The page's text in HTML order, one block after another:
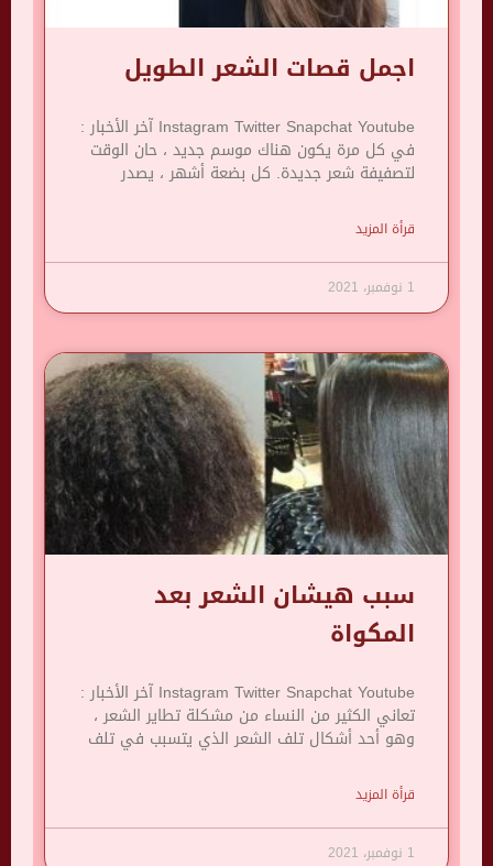
اجمل قصات الشعر الطويل
Instagram Twitter Snapchat Youtube آخر الأخبار :
في كل مرة يكون هناك موسم جديد ، حان الوقت
لتصفيفة شعر جديدة. كل بضعة أشهر ، يصدر
قرأة المزيد
1 نوفمبر، 2021
سبب هيشان الشعر بعد
المكواة
Instagram Twitter Snapchat Youtube آخر الأخبار :
تعاني الكثير من النساء من مشكلة تطاير الشعر ،
وهو أحد أشكال تلف الشعر الذي يتسبب في تلف
قرأة المزيد
1 نوفمبر، 2021